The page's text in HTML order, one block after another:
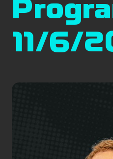
11/6/